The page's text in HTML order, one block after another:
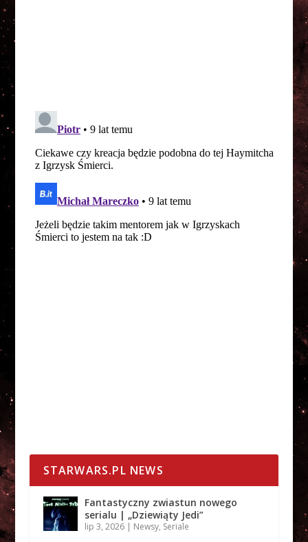
STARWARS.PL NEWS
Fantastyczny zwiastun nowego
serialu | „Dziewiąty Jedi”
lip 3, 2026| Newsy, Seriale